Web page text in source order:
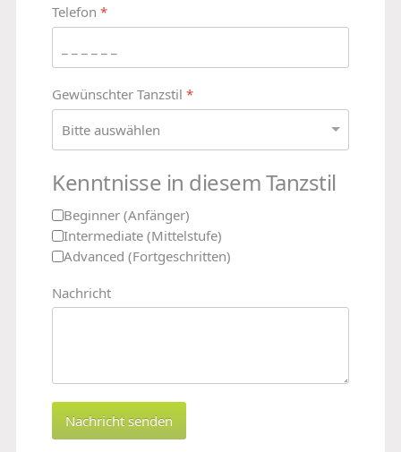
Telefon *
Gewünschter Tanzstil *
Kenntnisse in diesem Tanzstil
Beginner (Anfänger)
Intermediate (Mittelstufe)
Advanced (Fortgeschritten)
Nachricht
Nachricht senden